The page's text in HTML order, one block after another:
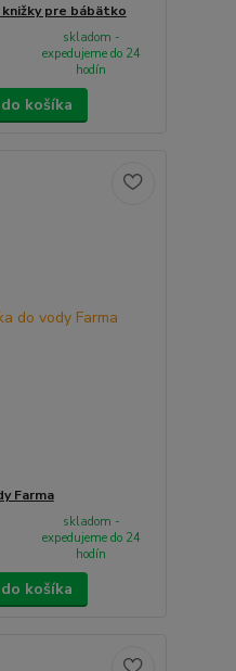
pre bábätko
skladom -
expedujeme do 24
hodín
košíka
Farma
skladom -
expedujeme do 24
hodín
košíka